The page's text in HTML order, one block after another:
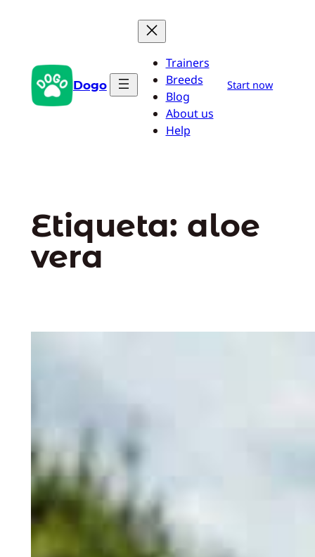
Dogo
Trainers
Breeds
Blog
About us
Help
Start now
Etiqueta: aloe
vera